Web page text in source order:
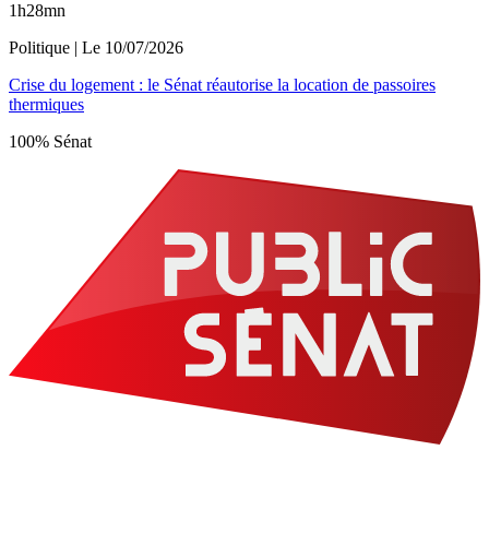
1h28mn
Politique | Le 10/07/2026
Crise du logement : le Sénat réautorise la location de passoires
thermiques
100% Sénat